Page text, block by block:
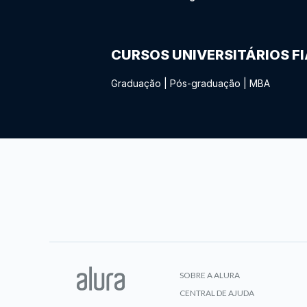
CURSOS UNIVERSITÁRIOS
Graduação Pós-graduação MBA
SOBRE A ALURA
CENTRAL DE AJUDA